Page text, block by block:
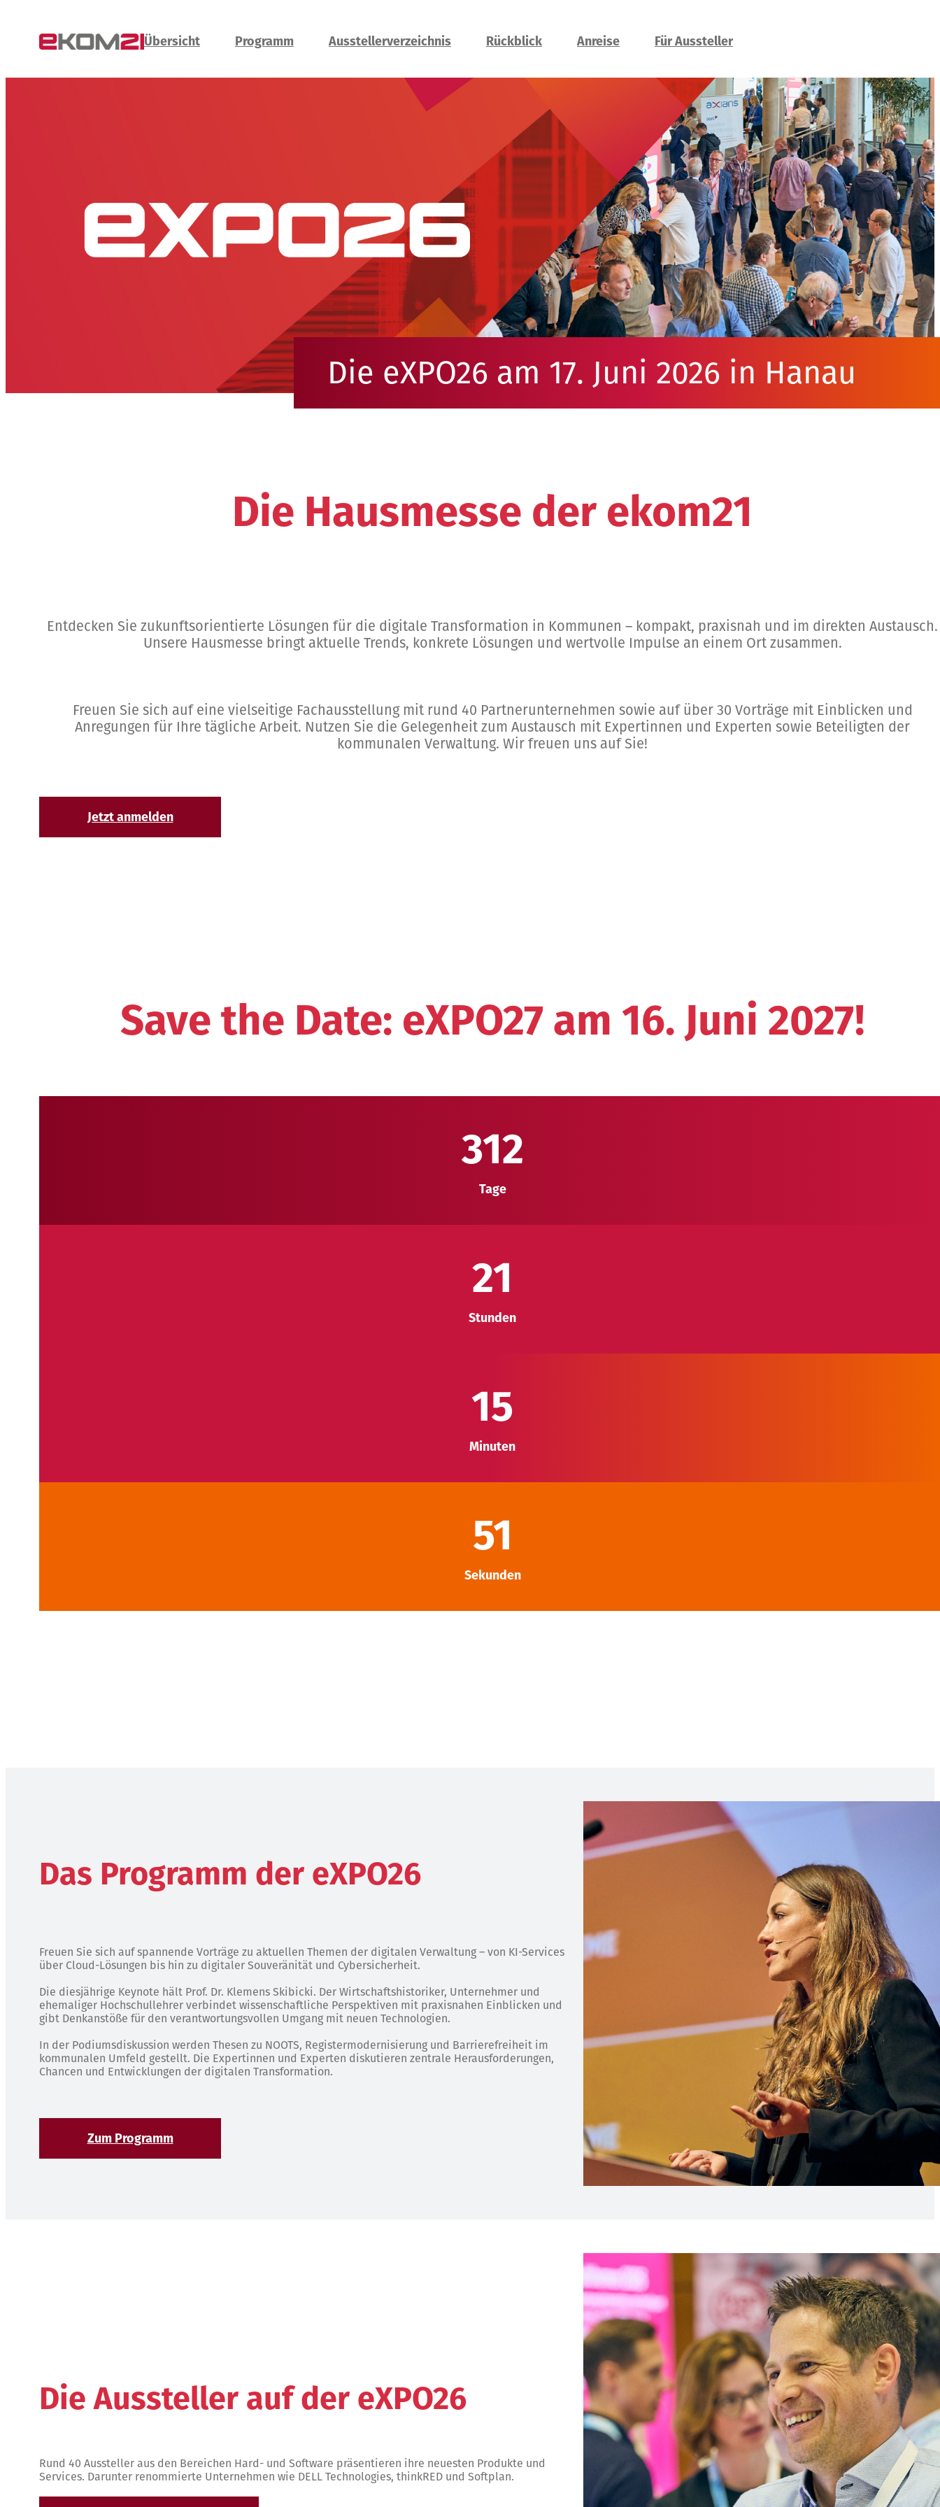
Übersicht Programm Ausstellerverzeichnis Rückblick Anreise Für Aussteller
Die eXPO26 am 17. Juni 2026 in Hanau
Die Hausmesse der ekom21
Entdecken Sie zukunftsorientierte Lösungen für die digitale Transformation in Kommunen – kompakt, praxisnah und im direkten Austausch.
Unsere Hausmesse bringt aktuelle Trends, konkrete Lösungen und wertvolle Impulse an einem Ort zusammen.
Freuen Sie sich auf eine vielseitige Fachausstellung mit rund 40 Partnerunternehmen sowie auf über 30 Vorträge mit Einblicken und
Anregungen für Ihre tägliche Arbeit. Nutzen Sie die Gelegenheit zum Austausch mit Expertinnen und Experten sowie Beteiligten der
kommunalen Verwaltung. Wir freuen uns auf Sie!
Jetzt anmelden
Save the Date: eXPO27 am 16. Juni 2027!
312
Tage
21
Stunden
15
Minuten
50
Sekunden
Das Programm der eXPO26
Freuen Sie sich auf spannende Vorträge zu aktuellen Themen der digitalen Verwaltung – von KI-Services
über Cloud-Lösungen bis hin zu digitaler Souveränität und Cybersicherheit.
Die diesjährige Keynote hält Prof. Dr. Klemens Skibicki. Der Wirtschaftshistoriker, Unternehmer und
ehemaliger Hochschullehrer verbindet wissenschaftliche Perspektiven mit praxisnahen Einblicken und
gibt Denkanstöße für den verantwortungsvollen Umgang mit neuen Technologien.
In der Podiumsdiskussion werden Thesen zu NOOTS, Registermodernisierung und Barrierefreiheit im
kommunalen Umfeld gestellt. Die Expertinnen und Experten diskutieren zentrale Herausforderungen,
Chancen und Entwicklungen der digitalen Transformation.
Zum Programm
Die Aussteller auf der eXPO26
Rund 40 Aussteller aus den Bereichen Hard- und Software präsentieren ihre neuesten Produkte und
Services. Darunter renommierte Unternehmen wie DELL Technologies, thinkRED und Softplan.